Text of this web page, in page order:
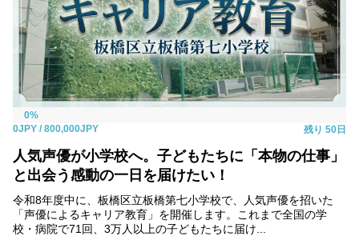
0%
0JPY / 800,000JPY 残り 50日
人気声優が小学校へ。子どもたちに「本物の仕事」
と出会う感動の一日を届けたい！
令和8年度中に、板橋区立板橋第七小学校で、人気声優を招いた
「声優によるキャリア教育」を開催します。これまで全国の学
校・病院で71回、3万人以上の子どもたちに届け...